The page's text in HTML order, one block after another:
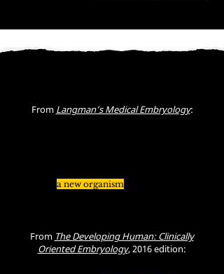
From Langman’s Medical Embryology:
a new organism
From The Developing Human: Clinically
Oriented Embryology, 2016 edition: